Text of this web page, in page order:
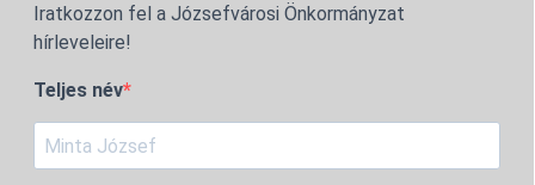
Iratkozzon fel a Józsefvárosi Önkormányzat
hírleveleire!
Teljes név